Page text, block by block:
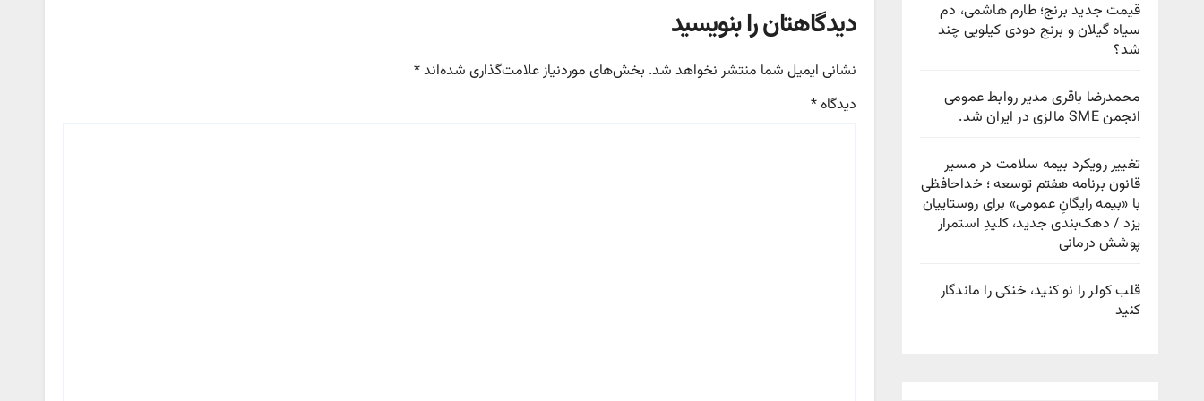
قیمت جدید برنج؛ طارم هاشمی، دم
سیاه گیلان و برنج دودی کیلویی چند
شد؟
محمدرضا باقری مدیر روابط عمومی
انجمن SME مالزی در ایران شد.
تغییر رویکرد بیمه سلامت در مسیر
قانون برنامه هفتم توسعه ؛ خداحافظی
با «بیمه رایگانِ عمومی» برای روستاییان
یزد / دهک‌بندی جدید، کلیدِ استمرار
پوشش درمانی
قلب کولر را نو کنید، خنکی را ماندگار
کنید
دیدگاهتان را بنویسید
نشانی ایمیل شما منتشر نخواهد شد. بخش‌های موردنیاز علامت‌گذاری شده‌اند*
دیدگاه*